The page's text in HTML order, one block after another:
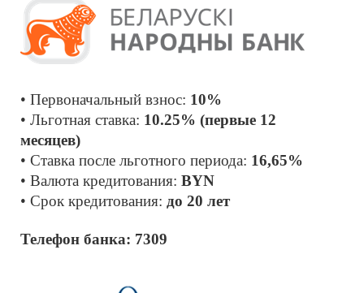
• Первоначальный взнос: 10%
• Льготная ставка: 10.25% (первые 12
месяцев)
• Ставка после льготного периода: 16,65%
• Валюта кредитования: BYN
• Срок кредитования: до 20 лет
Телефон банка: 7309